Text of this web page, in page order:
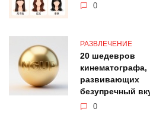
0
РАЗВЛЕЧЕНИЕ
20 шедевров
кинематографа,
развивающих
безупречный
0